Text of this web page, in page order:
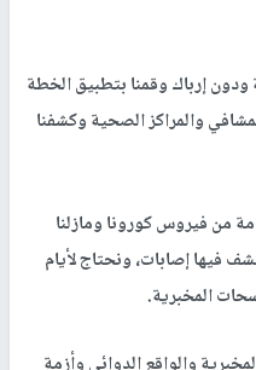
إرباك وقمنا بتطبيق الخطة
والمراكز الصحية وكشفنا
من فيروس كورونا ومازلنا
فيها إصابات، ونحتاج لأيام
المخبرية.